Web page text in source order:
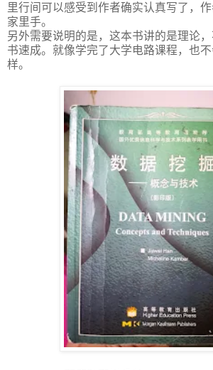
里行间可以感受到作者确实认真写了，
家里手。
另外需要说明的是，这本书讲的是理论
书速成。就像学完了大学电路课程，也
样。